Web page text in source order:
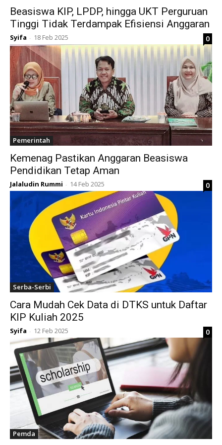
Beasiswa KIP, LPDP, hingga UKT Perguruan
Tinggi Tidak Terdampak Efisiensi Anggaran
Syifa - 18 Feb 2025 0
Pemerintah
Kemenag Pastikan Anggaran Beasiswa
Pendidikan Tetap Aman
Jalaludin Rummi - 14 Feb 2025 0
Serba-Serbi
Cara Mudah Cek Data di DTKS untuk Daftar
KIP Kuliah 2025
Syifa - 12 Feb 2025 0
Pemda